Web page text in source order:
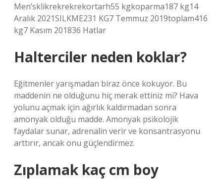
Men’sklikrekrekrekortarh55 kgkoparma187 kg14
Aralık 2021SILKME231 KG7 Temmuz 2019toplam416
kg7 Kasım 201836 Hatlar
Halterciler neden koklar?
Eğitmenler yarışmadan biraz önce kokuyor. Bu
maddenin ne olduğunu hiç merak ettiniz mi? Hava
yolunu açmak için ağırlık kaldırmadan sonra
amonyak olduğu madde. Amonyak psikolojik
faydalar sunar, adrenalin verir ve konsantrasyonu
arttırır, ancak onu güçlendirmez.
Zıplamak kaç cm boy